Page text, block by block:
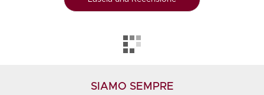
SIAMO SEMPRE